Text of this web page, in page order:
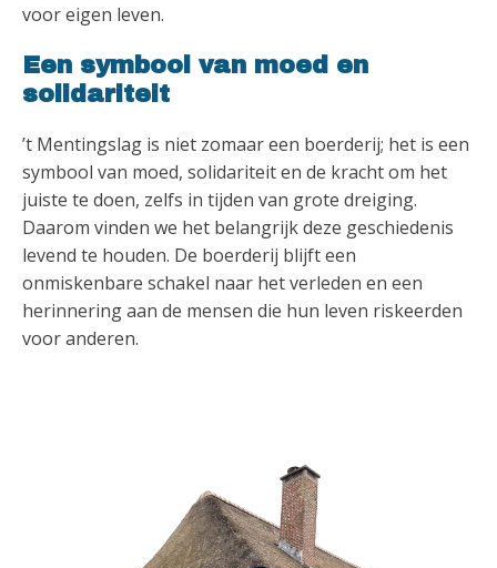
voor eigen leven.
Een symbool van moed en
solidariteit
’t Mentingslag is niet zomaar een boerderij; het is een
symbool van moed, solidariteit en de kracht om het
juiste te doen, zelfs in tijden van grote dreiging.
Daarom vinden we het belangrijk deze geschiedenis
levend te houden. De boerderij blijft een
onmiskenbare schakel naar het verleden en een
herinnering aan de mensen die hun leven riskeerden
voor anderen.